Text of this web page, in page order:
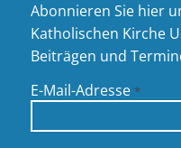
Abonnieren Sie hier
Katholischen Kirche
Beiträgen und
E-Mail-Adresse *